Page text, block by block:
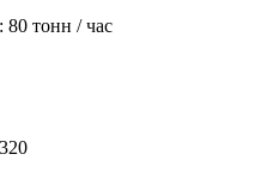
80 тонн / час